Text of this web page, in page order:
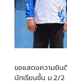
ขอแสดงความยิ
นักเรียนชั้น ม.2/2